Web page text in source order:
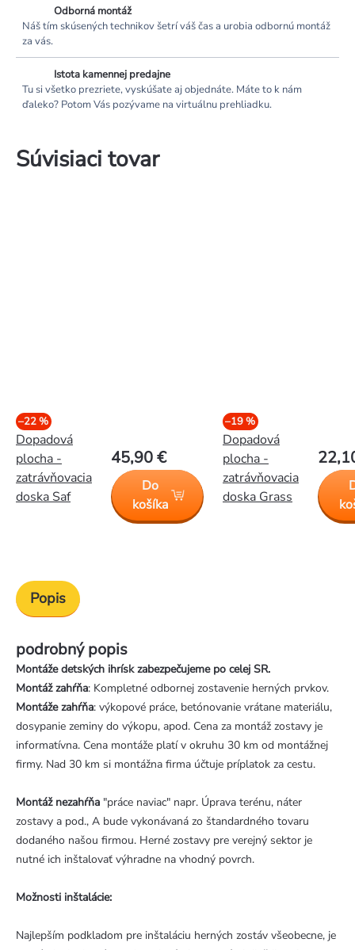
Odborná montáž
Náš tím skúsených technikov šetrí váš čas a urobia odbornú montáž
za vás.
Istota kamennej predajne
Tu si všetko prezriete, vyskúšate aj objednáte. Máte to k nám
ďaleko? Potom Vás pozývame na virtuálnu prehliadku.
Súvisiaci tovar
–22 %
Dopadová
plocha -
zatrávňovacia
doska Saf
45,90 €
Do
košíka
–19 %
Dopadová
plocha -
zatrávňovacia
doska Grass
Popis
podrobný popis
Montáže detských ihrísk zabezpečujeme po celej SR.
Montáž zahŕňa: Kompletné odbornej zostavenie herných prvkov.
Montáže zahŕňa: výkopové práce, betónovanie vrátane materiálu,
dosypanie zeminy do výkopu, apod. Cena za montáž zostavy je
informatívna. Cena montáže platí v okruhu 30 km od montážnej
firmy. Nad 30 km si montážna firma účtuje príplatok za cestu.
Montáž nezahŕňa "práce naviac" napr. Úprava terénu, náter
zostavy a pod., A bude vykonávaná zo štandardného tovaru
dodaného našou firmou. Herné zostavy pre verejný sektor je
nutné ich inštalovať výhradne na vhodný povrch.
Možnosti inštalácie:
Najlepším podkladom pre inštaláciu herných zostáv všeobecne, je